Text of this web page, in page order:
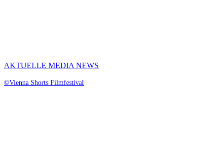
AKTUELLE MEDIA NEWS
©Vienna Shorts Filmfestival